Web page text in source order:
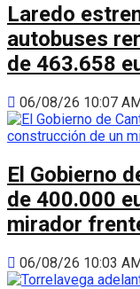
Laredo
autobuses
de 463.658
06/08/26 10:07 AM
El Gobierno
de 400.000
mirador
06/08/26 10:03